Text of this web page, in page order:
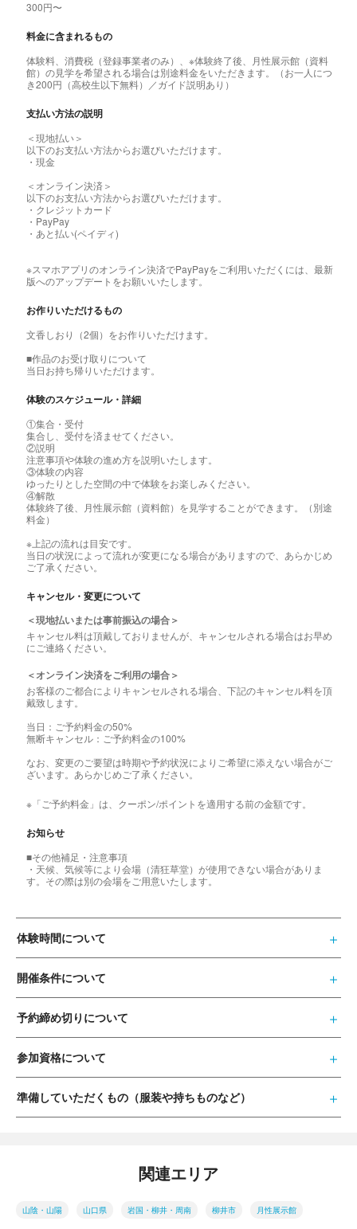
300円〜
料金に含まれるもの
体験料、消費税（登録事業者のみ）、※体験終了後、月性展示館（資料
館）の見学を希望される場合は別途料金をいただきます。（お一人につ
き200円（高校生以下無料）／ガイド説明あり）
支払い方法の説明
＜現地払い＞
以下のお支払い方法からお選びいただけます。
・現金
＜オンライン決済＞
以下のお支払い方法からお選びいただけます。
・クレジットカード
・PayPay
・あと払い(ペイディ)
※スマホアプリのオンライン決済でPayPayをご利用いただくには、最新
版へのアップデートをお願いいたします。
お作りいただけるもの
文香しおり（2個）をお作りいただけます。
■作品のお受け取りについて
当日お持ち帰りいただけます。
体験のスケジュール・詳細
①集合・受付
集合し、受付を済ませてください。
②説明
注意事項や体験の進め方を説明いたします。
③体験の内容
ゆったりとした空間の中で体験をお楽しみください。
④解散
体験終了後、月性展示館（資料館）を見学することができます。（別途
料金）
※上記の流れは目安です。
当日の状況によって流れが変更になる場合がありますので、あらかじめ
ご了承ください。
キャンセル・変更について
＜現地払いまたは事前振込の場合＞
キャンセル料は頂戴しておりませんが、キャンセルされる場合はお早め
にご連絡ください。
＜オンライン決済をご利用の場合＞
お客様のご都合によりキャンセルされる場合、下記のキャンセル料を頂
戴致します。
当日：ご予約料金の50%
無断キャンセル：ご予約料金の100%
なお、変更のご要望は時期や予約状況によりご希望に添えない場合がご
ざいます。あらかじめご了承ください。
※「ご予約料金」は、クーポン/ポイントを適用する前の金額です。
お知らせ
■その他補足・注意事項
・天候、気候等により会場（清狂草堂）が使用できない場合がありま
す。その際は別の会場をご用意いたします。
体験時間について
開催条件について
予約締め切りについて
参加資格について
準備していただくもの（服装や持ちものなど）
関連エリア
山陰・山陽 山口県 岩国・柳井・周南 柳井市 月性展示館